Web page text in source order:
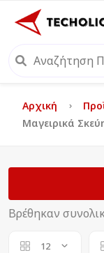
Αρχική
Μαγειρικά
Βρέθηκαν
12